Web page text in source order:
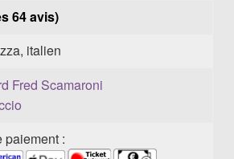
64 avis)
italien
Fred Scamaroni
paiement :